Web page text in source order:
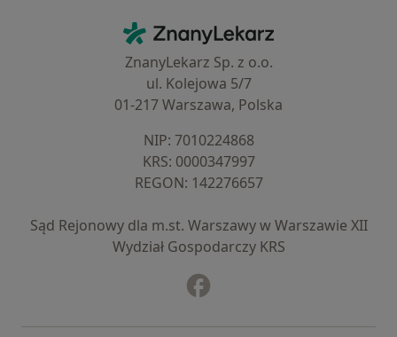
ZnanyLekarz - Strona główna
ZnanyLekarz Sp. z o.o.
ul. Kolejowa 5/7
01-217 Warszawa, Polska
NIP: ⁠7010224868
KRS: ⁠0000347997
REGON: ⁠142276657
Sąd Rejonowy dla m.st. Warszawy w Warszawie XII
Wydział Gospodarczy KRS